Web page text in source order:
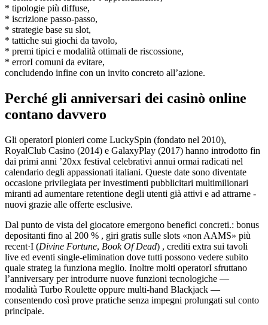
* tipologie più diffuse,
* iscrizione passo‑passo,
* strategie base su slot,
* tattiche sui giochi da tavolo,
* premi tipici e modalità ottimali de riscossione,
* errorI comuni da evitare,
concludendo infine con un invito concreto all’azione.
Perché gli anniversari dei casinò online
contano davvero
Gli operatorI pionieri come LuckySpin (fondato nel 2010),
RoyalClub Casino (2014) e GalaxyPlay (2017) hanno introdotto fin
dai primi anni ’20xx festival celebrativi annui ormai radicati nel
calendario degli appassionati italiani.​ Queste date sono diventate
occasione privilegiata per investimenti pubblicitari multimilionari
miranti ad aumentare retentio­ne degli utenti già attivi ​e ad attrarne ­
nuovi grazie alle offerte esclusive.​
Dal punto de vista del giocatore emergono benefici concreti.: bonus
depositanti fino al 200 % , giri gratis sulle slots «non AAMS» più
recent·I (Divine Fortune, Book Of Dead) , crediti extra sui tavoli
live ­ed eventi single‑elimination dove tutti possono vedere subito
quale strateg ia funziona meglio.​ Inoltre molti operatorI sfruttan­o
l’anniversary per introdurre nuove funzioni tecnologiche —
modalità Turbo Roulette oppure multi‑hand Blackjack —
consentendo così prove pratiche senza impegni prolungati sul conto
principale.​